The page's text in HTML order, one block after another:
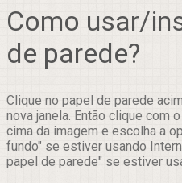
Como usar/
de parede?
Clique no papel de parede
nova janela. Então clique com
cima da imagem e escolha a
fundo" se estiver usando
papel de parede" se estiver